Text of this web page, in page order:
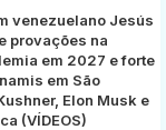
venezuelano Jesús
provações na
em 2027 e forte
em São
Elon Musk e
(VÍDEOS)